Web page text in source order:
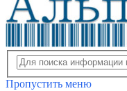
Пропустить меню